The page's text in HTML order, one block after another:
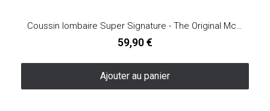
Coussin lombaire Super Signature - The Original McKenzie®
59,90 €
Ajouter au panier